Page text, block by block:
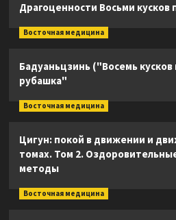
Драгоценности Восьми кусков
Восточная медицина
Бадуаньцзинь ("Восемь
рубашка"
Восточная медицина
Цигун: покой в движении и
томах. Том 2.
методы
Восточная медицина